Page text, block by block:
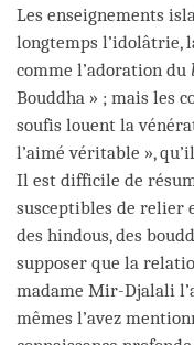
Les enseignements
longtemps l’idolâtrie,
comme l’adoration du
Bouddha » ; mais les
soufis louent la
l’aimé véritable »,
Il est difficile de
susceptibles de relier
des hindous, des
supposer que la
madame Mir-Djalali
mêmes l’avez